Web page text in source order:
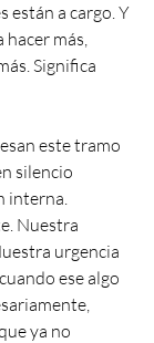
están a cargo. Y
hacer más,
Significa
este tramo
silencio
interna.
Nuestra
urgencia
ese algo
ya no